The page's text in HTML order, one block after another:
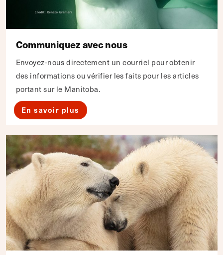
Communiquez avec nous
Envoyez-nous directement un courriel pour obtenir
des informations ou vérifier les faits pour les articles
portant sur le Manitoba.
En savoir plus